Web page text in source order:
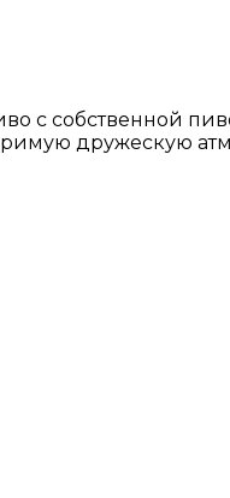
с собственной
дружескую